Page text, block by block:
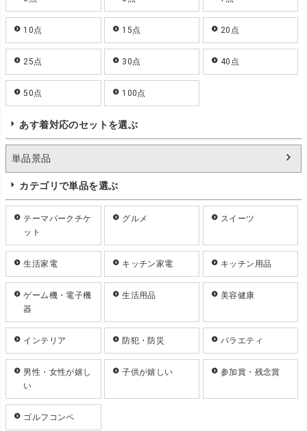
10点 15点 20点
25点 30点 40点
50点 100点
あす着対応のセットを選ぶ
単品景品
カテゴリで単品を選ぶ
テーマパークチケ
ット
グルメ スイーツ
生活家電 キッチン家電 キッチン用品
ゲーム機・電子機
器
生活用品 美容健康
インテリア 防犯・防災 バラエティ
男性・女性が嬉し
い
子供が嬉しい 参加賞・残念賞
ゴルフコンペ